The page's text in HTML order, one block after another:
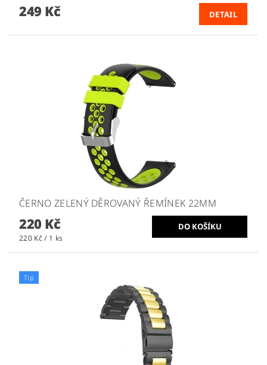
249 Kč DETAIL
ČERNO ZELENÝ DĚROVANÝ ŘEMÍNEK 22MM
220 Kč
220 Kč / 1 ks
Tip